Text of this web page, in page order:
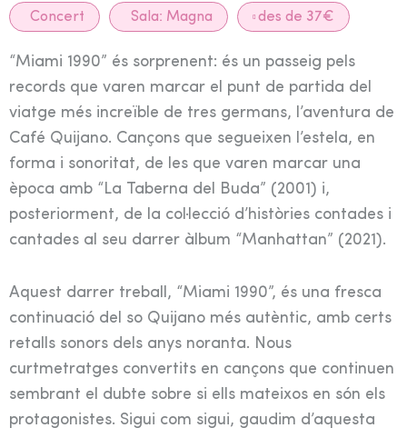
Concert Sala: Magna des de 37€
“Miami 1990” és sorprenent: és un passeig pels
records que varen marcar el punt de partida del
viatge més increïble de tres germans, l’aventura de
Café Quijano. Cançons que segueixen l’estela, en
forma i sonoritat, de les que varen marcar una
època amb “La Taberna del Buda” (2001) i,
posteriorment, de la col·lecció d’històries contades i
cantades al seu darrer àlbum “Manhattan” (2021).
Aquest darrer treball, “Miami 1990”, és una fresca
continuació del so Quijano més autèntic, amb certs
retalls sonors dels anys noranta. Nous
curtmetratges convertits en cançons que continuen
sembrant el dubte sobre si ells mateixos en són els
protagonistes. Sigui com sigui, gaudim d’aquesta